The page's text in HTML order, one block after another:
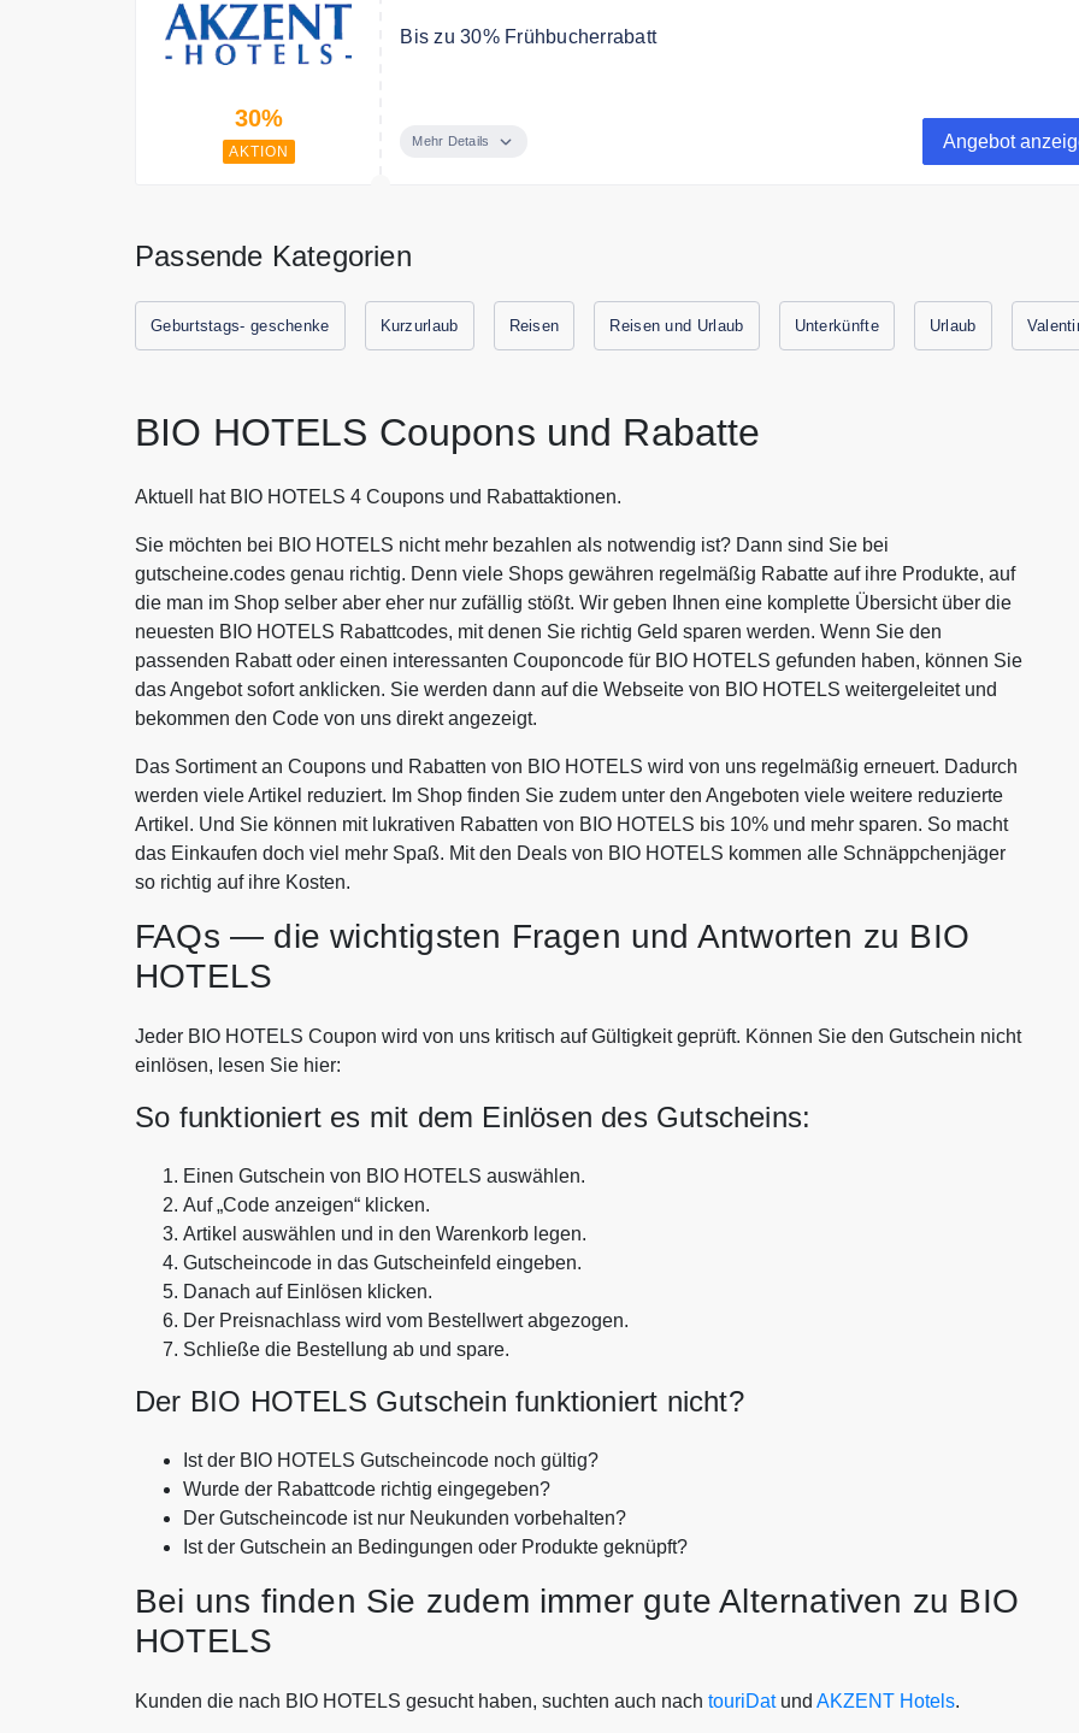
30%
AKTION
Bis zu 30% Frühbucherrabatt
Mehr Details Angebot
Passende Kategorien
Geburtstags- geschenke Kurzurlaub Reisen Reisen und Urlaub Unterkünfte Urlaub
BIO HOTELS Coupons und Rabatte
Aktuell hat BIO HOTELS 4 Coupons und Rabattaktionen.
Sie möchten bei BIO HOTELS nicht mehr bezahlen als notwendig ist? Dann sind Sie bei
gutscheine.codes genau richtig. Denn viele Shops gewähren regelmäßig Rabatte auf ihre Produkte, auf
die man im Shop selber aber eher nur zufällig stößt. Wir geben Ihnen eine komplette Übersicht über die
neuesten BIO HOTELS Rabattcodes, mit denen Sie richtig Geld sparen werden. Wenn Sie den
passenden Rabatt oder einen interessanten Couponcode für BIO HOTELS gefunden haben, können Sie
das Angebot sofort anklicken. Sie werden dann auf die Webseite von BIO HOTELS weitergeleitet und
bekommen den Code von uns direkt angezeigt.
Das Sortiment an Coupons und Rabatten von BIO HOTELS wird von uns regelmäßig erneuert. Dadurch
werden viele Artikel reduziert. Im Shop finden Sie zudem unter den Angeboten viele weitere reduzierte
Artikel. Und Sie können mit lukrativen Rabatten von BIO HOTELS bis 10% und mehr sparen. So macht
das Einkaufen doch viel mehr Spaß. Mit den Deals von BIO HOTELS kommen alle Schnäppchenjäger
so richtig auf ihre Kosten.
FAQs — die wichtigsten Fragen und Antworten zu BIO
HOTELS
Jeder BIO HOTELS Coupon wird von uns kritisch auf Gültigkeit geprüft. Können Sie den Gutschein nicht
einlösen, lesen Sie hier:
So funktioniert es mit dem Einlösen des Gutscheins:
Einen Gutschein von BIO HOTELS auswählen.
Auf „Code anzeigen“ klicken.
Artikel auswählen und in den Warenkorb legen.
Gutscheincode in das Gutscheinfeld eingeben.
Danach auf Einlösen klicken.
Der Preisnachlass wird vom Bestellwert abgezogen.
Schließe die Bestellung ab und spare.
Der BIO HOTELS Gutschein funktioniert nicht?
Ist der BIO HOTELS Gutscheincode noch gültig?
Wurde der Rabattcode richtig eingegeben?
Der Gutscheincode ist nur Neukunden vorbehalten?
Ist der Gutschein an Bedingungen oder Produkte geknüpft?
Bei uns finden Sie zudem immer gute Alternativen zu BIO
HOTELS
Kunden die nach BIO HOTELS gesucht haben, suchten auch nach touriDatund AKZENT Hotels.